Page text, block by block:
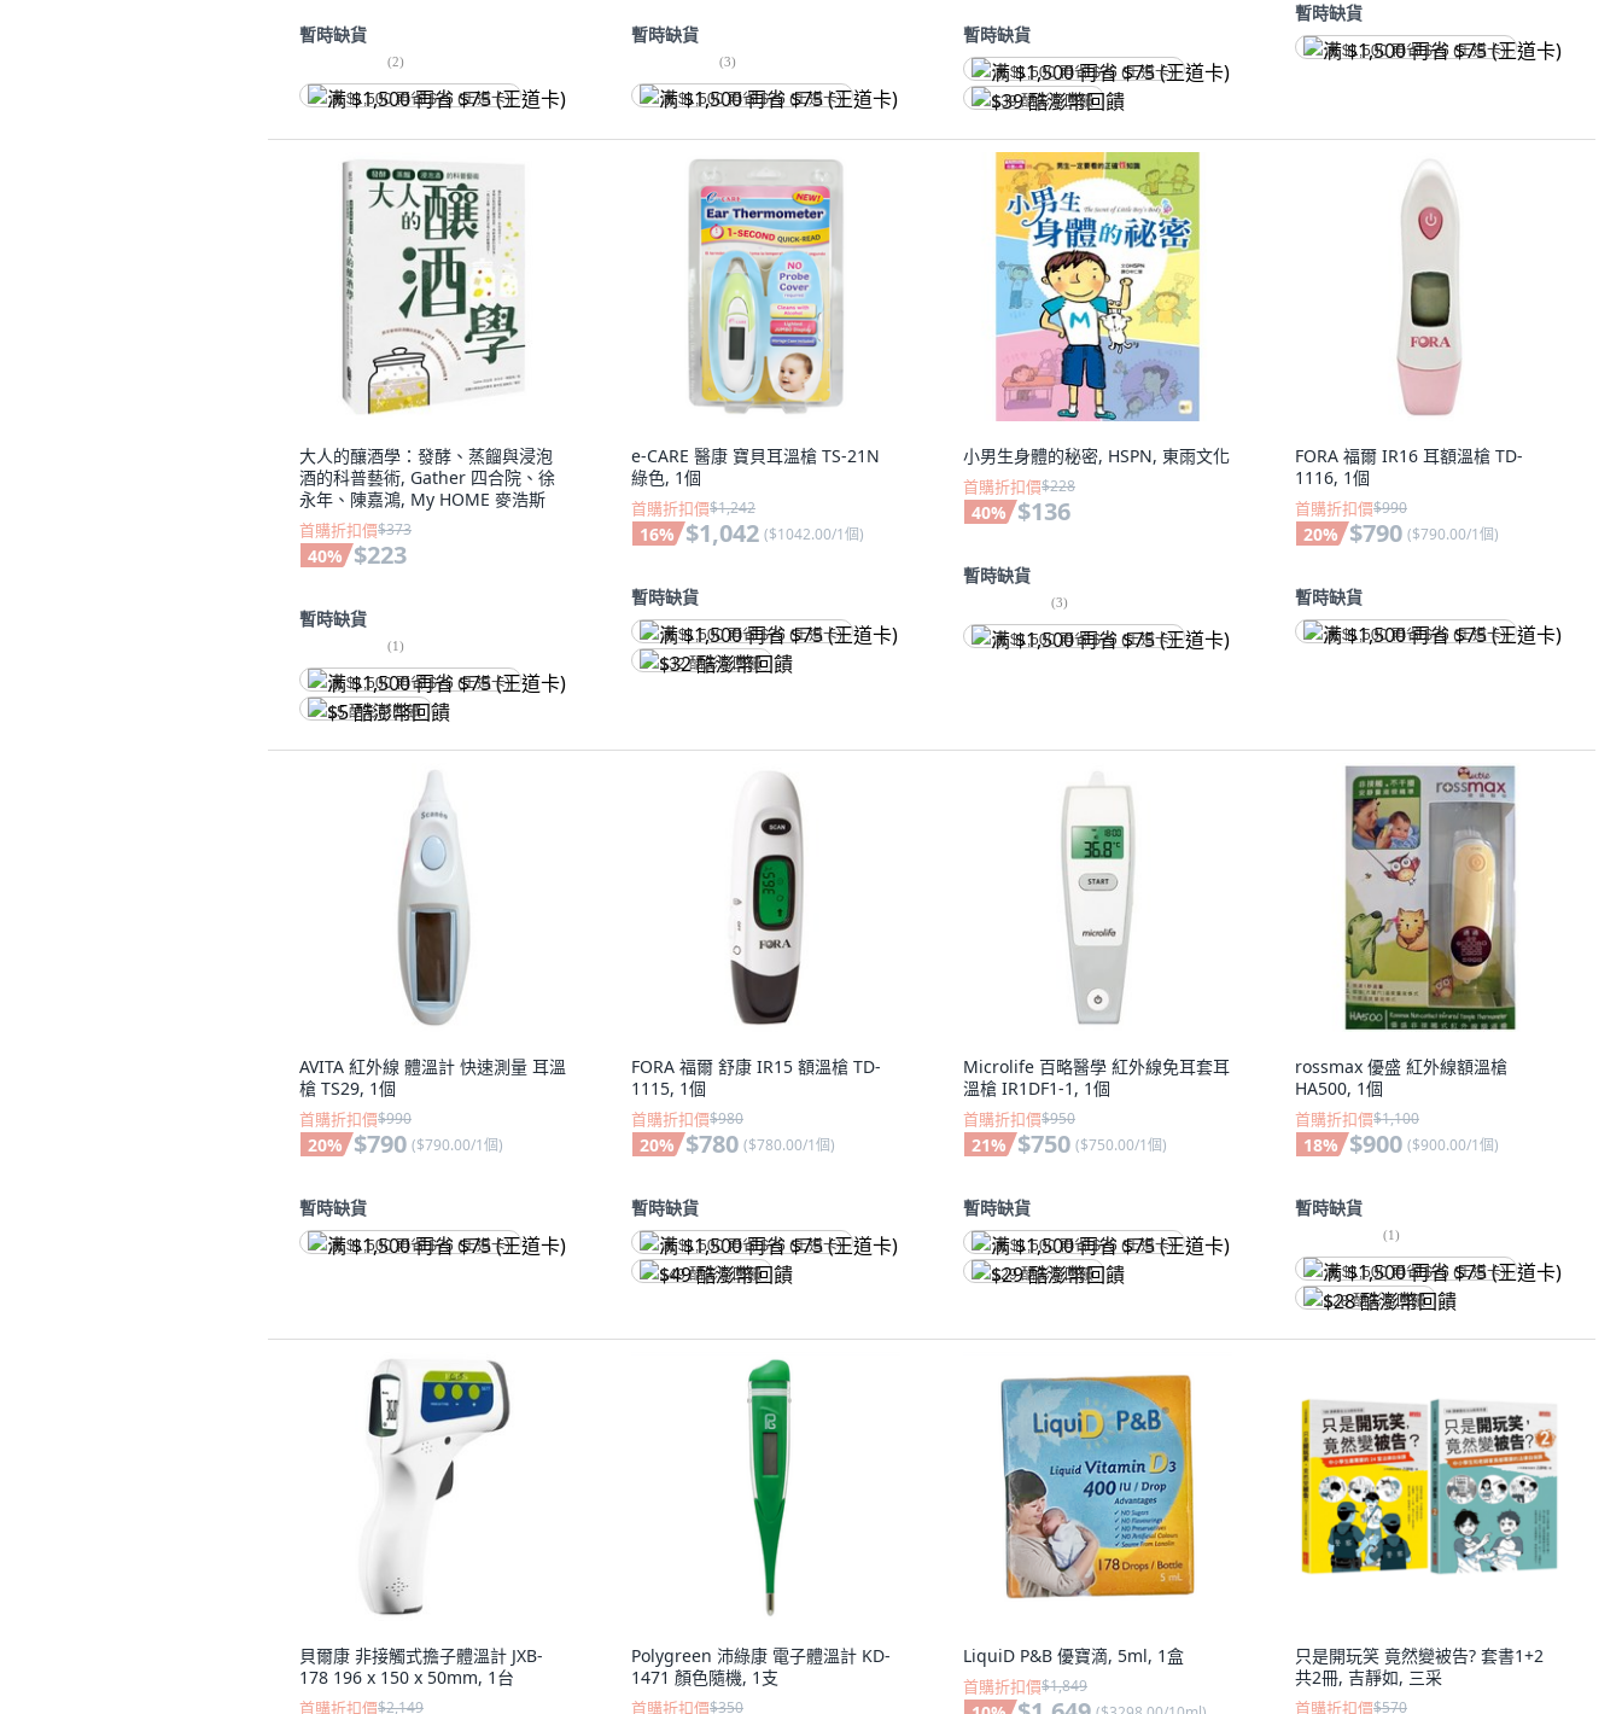
暫時缺貨
(2)
满 $1,500 再省 $75 (王道卡)
暫時缺貨
(3)
满 $1,500 再省 $75 (王道卡)
暫時缺貨
满 $1,500 再省 $75 (王道卡)
$39 酷澎幣回饋
暫時缺貨
满 $1,500 再省 $75 (王道卡)
大人的釀酒學：發酵、蒸餾與浸泡
酒的科普藝術, Gather 四合院、徐
永年、陳嘉鴻, My HOME 麥浩斯
首購折扣價$373
40% $223
暫時缺貨
(1)
满 $1,500 再省 $75 (王道卡)
$5 酷澎幣回饋
e-CARE 醫康 寶貝耳溫槍 TS-21N
綠色, 1個
首購折扣價$1,242
16% $1,042 ($1042.00/1個)
暫時缺貨
满 $1,500 再省 $75 (王道卡)
$32 酷澎幣回饋
小男生身體的秘密, HSPN, 東雨文化
首購折扣價$228
40% $136
暫時缺貨
(3)
满 $1,500 再省 $75 (王道卡)
FORA 福爾 IR16 耳額溫槍 TD-
1116, 1個
首購折扣價$990
20% $790 ($790.00/1個)
暫時缺貨
满 $1,500 再省 $75 (王道卡)
AVITA 紅外線 體溫計 快速測量 耳溫
槍 TS29, 1個
首購折扣價$990
20% $790 ($790.00/1個)
暫時缺貨
满 $1,500 再省 $75 (王道卡)
FORA 福爾 舒康 IR15 額溫槍 TD-
1115, 1個
首購折扣價$980
20% $780 ($780.00/1個)
暫時缺貨
满 $1,500 再省 $75 (王道卡)
$49 酷澎幣回饋
Microlife 百略醫學 紅外線免耳套耳
溫槍 IR1DF1-1, 1個
首購折扣價$950
21% $750 ($750.00/1個)
暫時缺貨
满 $1,500 再省 $75 (王道卡)
$29 酷澎幣回饋
rossmax 優盛 紅外線額溫槍
HA500, 1個
首購折扣價$1,100
18% $900 ($900.00/1個)
暫時缺貨
(1)
满 $1,500 再省 $75 (王道卡)
$28 酷澎幣回饋
貝爾康 非接觸式擔子體溫計 JXB-
178 196 x 150 x 50mm, 1台
首購折扣價$2,149
Polygreen 沛綠康 電子體溫計 KD-
1471 顏色隨機, 1支
首購折扣價$350
LiquiD P&B 優寶滴, 5ml, 1盒
首購折扣價$1,849
只是開玩笑 竟然變被告? 套書1+2
共2冊, 吉靜如, 三采
首購折扣價$570